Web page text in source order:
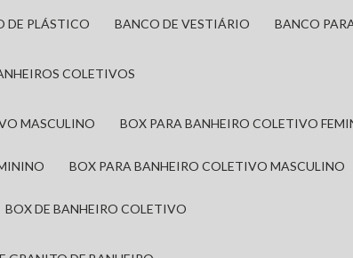
DE PLÁSTICO BANCO DE VESTIÁRIO BANCO
COLETIVOS
MASCULINO BOX PARA BANHEIRO COLETIVO
BOX PARA BANHEIRO COLETIVO MASCULINO
BOX DE BANHEIRO COLETIVO